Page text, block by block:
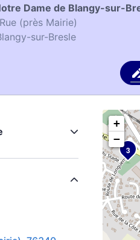
Dame de Blangy-sur-
(près Mairie)
sur-Bresle
3
+
−